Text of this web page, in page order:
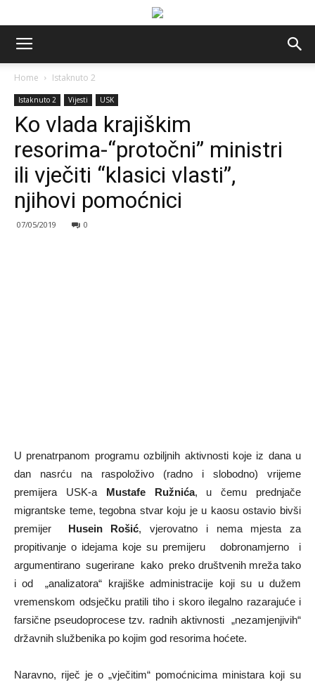
Home Istaknuto 2
Istaknuto 2 Vijesti USK
Ko vlada krajiškim
resorima-“protočni” ministri
ili vječiti “klasici vlasti”,
njihovi pomoćnici
07/05/2019 0
U prenatrpanom programu ozbiljnih aktivnosti koje iz dana u
dan nasrću na raspoloživo (radno i slobodno) vrijeme
premijera USK-a Mustafe Ružnića, u čemu prednjače
migrantske teme, tegobna stvar koju je u kaosu ostavio bivši
premijer Husein Rošić, vjerovatno i nema mjesta za
propitivanje o idejama koje su premijeru dobronamjerno i
argumentirano sugerirane kako preko društvenih mreža tako
i od „analizatora“ krajiške administracije koji su u dužem
vremenskom odsječku pratili tiho i skoro ilegalno razarajuće i
farsične pseudoprocese tzv. radnih aktivnosti „nezamjenjivih“
državnih službenika po kojim god resorima hoćete.
Naravno, riječ je o „vječitim“ pomoćnicima ministara koji su